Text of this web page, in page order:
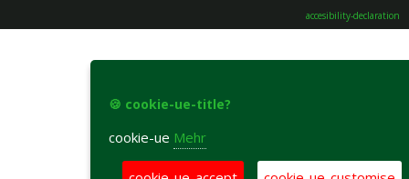
accesibility-declaration
🍪 cookie-ue-title?
cookie-ue Mehr